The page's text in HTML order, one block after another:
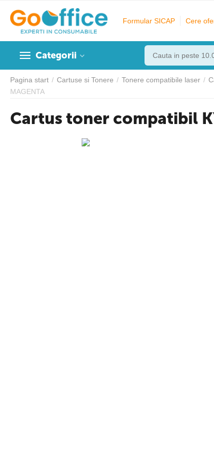
Formular SICAP Cere
Categorii
Pagina start / Cartuse si Tonere / Tonere compatibile laser /
MAGENTA
Cartus toner compatibil